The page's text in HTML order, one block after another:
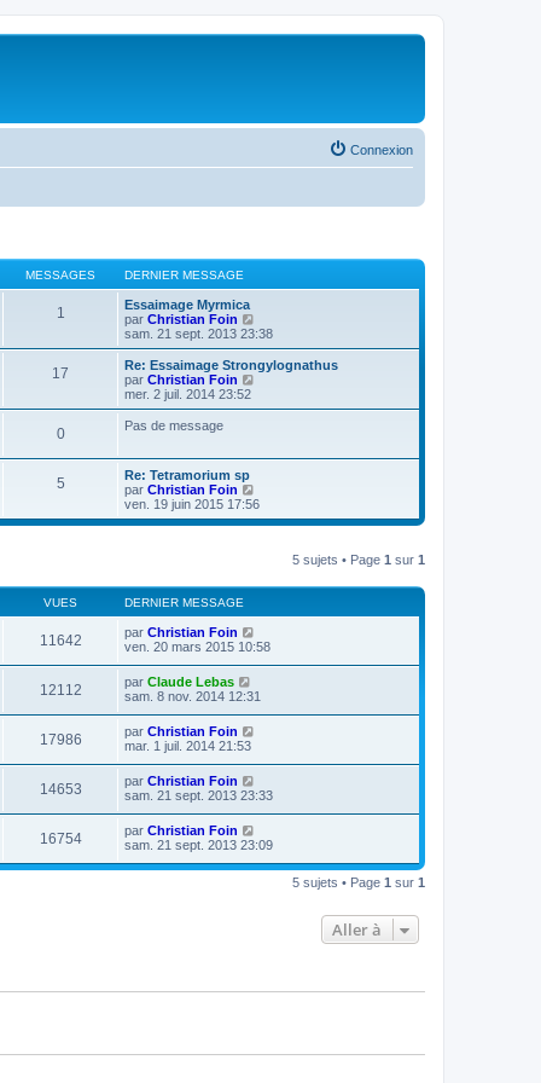
Connexion
MESSAGES DERNIER MESSAGE
1
Essaimage Myrmica
par Christian Foin
o
i
r
i
m
e
e
sam. 21 sept. 2013 23:38
17
Re: Essaimage Strongylognathus
par Christian Foin
i
d
n
i
g
e
mer. 2 juil. 2014 23:52
0 Pas de message
5
Re: Tetramorium sp
par Christian Foin
o
i
e
n
e
r
e
s
s
e
ven. 19 juin 2015 17:56
5 sujets • Page 1 sur 1
VUES DERNIER MESSAGE
11642 par Christian Foin
ven. 20 mars 2015 10:58
12112 par Claude Lebas
sam. 8 nov. 2014 12:31
17986 par Christian Foin
mar. 1 juil. 2014 21:53
14653 par Christian Foin
sam. 21 sept. 2013 23:33
16754 par Christian Foin
sam. 21 sept. 2013 23:09
5 sujets • Page 1 sur 1
Aller à